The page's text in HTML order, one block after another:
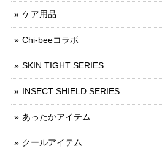
ケア用品
Chi-beeコラボ
SKIN TIGHT SERIES
INSECT SHIELD SERIES
あったかアイテム
クールアイテム